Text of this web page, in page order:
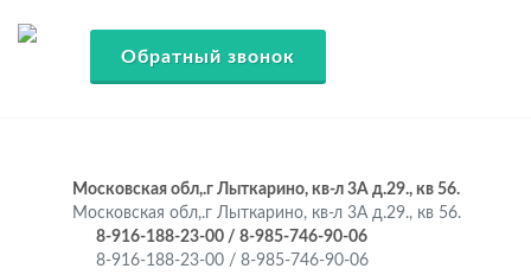
Обратный звонок
Московская обл,.г Лыткарино, кв-л 3А д.29., кв 56.
Московская обл,.г Лыткарино, кв-л 3А д.29., кв 56.
8-916-188-23-00 / 8-985-746-90-06
8-916-188-23-00 / 8-985-746-90-06